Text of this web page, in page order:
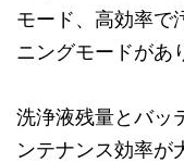
モード、高効率で
ニングモードがあ
洗浄液残量とバッ
ンテナンス効率が